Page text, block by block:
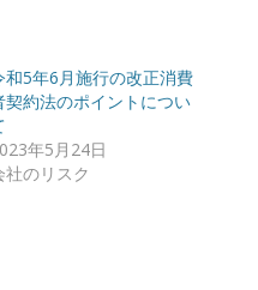
和5年6月施行の改正消費
契約法のポイントについ
年5月24日
社のリスク